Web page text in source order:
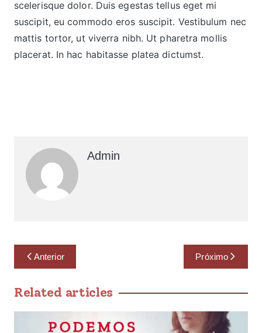
scelerisque dolor. Duis egestas tellus eget mi
suscipit, eu commodo eros suscipit. Vestibulum nec
mattis tortor, ut viverra nibh. Ut pharetra mollis
placerat. In hac habitasse platea dictumst.
Admin
Anterior Próximo
Related articles